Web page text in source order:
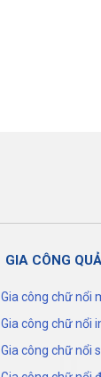
GIA CÔNG
Gia công chữ nổi
Gia công chữ nổi
Gia công chữ nổi